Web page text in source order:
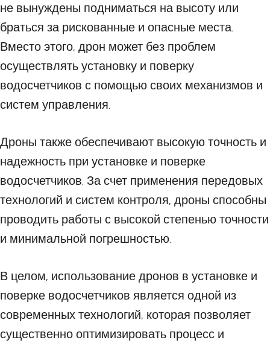
не вынуждены подниматься на высоту или
браться за рискованные и опасные места.
Вместо этого, дрон может без проблем
осуществлять установку и поверку
водосчетчиков с помощью своих механизмов и
систем управления.
Дроны также обеспечивают высокую точность и
надежность при установке и поверке
водосчетчиков. За счет применения передовых
технологий и систем контроля, дроны способны
проводить работы с высокой степенью точности
и минимальной погрешностью.
В целом, использование дронов в установке и
поверке водосчетчиков является одной из
современных технологий, которая позволяет
существенно оптимизировать процесс и